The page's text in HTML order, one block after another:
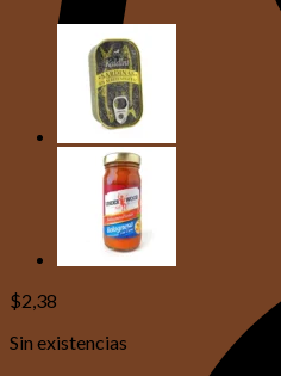
$2,38
Sin existencias